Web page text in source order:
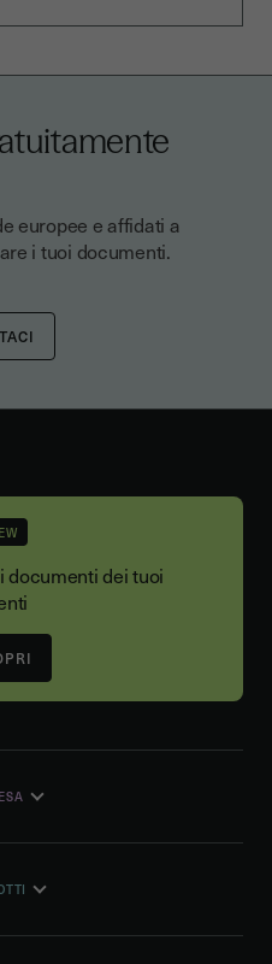
europee e affidati a
i tuoi documenti.
documenti dei tuoi